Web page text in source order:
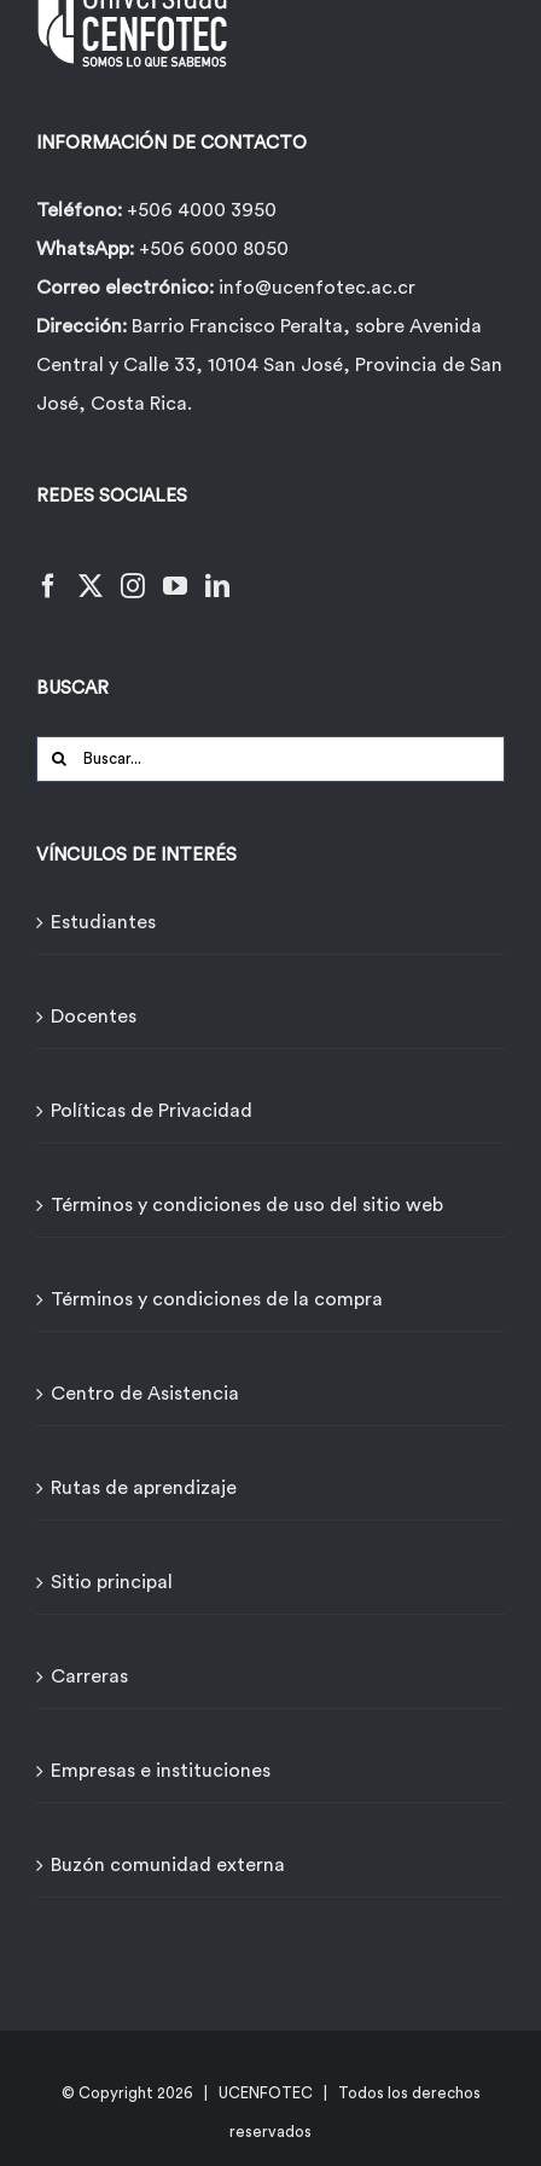
pueden
elegir
la
de
producto
INFORMACIÓN DE CONTACTO
Teléfono: +506 4000 3950
WhatsApp: +506 6000 8050
Correo electrónico: info@ucenfotec.ac.cr
Dirección: Barrio Francisco Peralta, sobre Avenida
Central y Calle 33, 10104 San José, Provincia de San
José, Costa Rica.
REDES SOCIALES
BUSCAR
Buscar:
VÍNCULOS DE INTERÉS
Estudiantes
Docentes
Políticas de Privacidad
Términos y condiciones de uso del sitio web
Términos y condiciones de la compra
Centro de Asistencia
Rutas de aprendizaje
Sitio principal
Carreras
Empresas e instituciones
Buzón comunidad externa
© Copyright 2026 | UCENFOTEC | Todos los derechos
reservados